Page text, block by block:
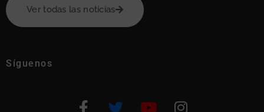
Ver todas las notícias
Síguenos